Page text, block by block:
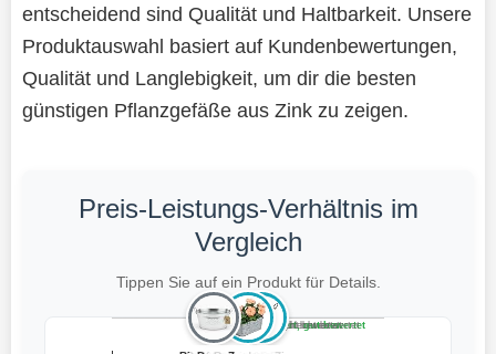
entscheidend sind Qualität und Haltbarkeit. Unsere
Produktauswahl basiert auf Kundenbewertungen,
Qualität und Langlebigkeit, um dir die besten
günstigen Pflanzgefäße aus Zink zu zeigen.
Preis-Leistungs-Verhältnis im
Vergleich
Tippen Sie auf ein Produkt für Details.
Teuer, gut bewertet
Teuer, schlecht bewertet
Preiswert, gut bewertet
Preiswert, schlecht bewertet